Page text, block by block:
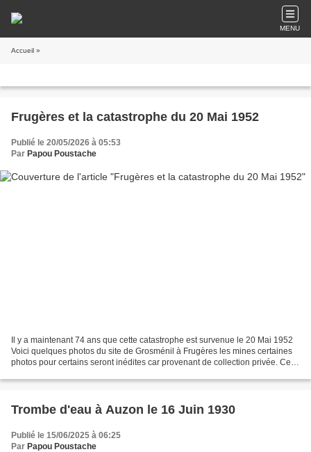
MENU
Accueil »
Frugères et la catastrophe du 20 Mai 1952
Publié le 20/05/2026 à 05:53
Par Papou Poustache
Il y a maintenant 74 ans que cette catastrophe est survenue le 20 Mai 1952
Voici quelques photos du site de Grosménil à Frugères les mines certaines
photos pour certains seront inédites car provenant de collection privée. Cette
Trombe d'eau à Auzon le 16 Juin 1930
Publié le 15/06/2025 à 06:25
Par Papou Poustache